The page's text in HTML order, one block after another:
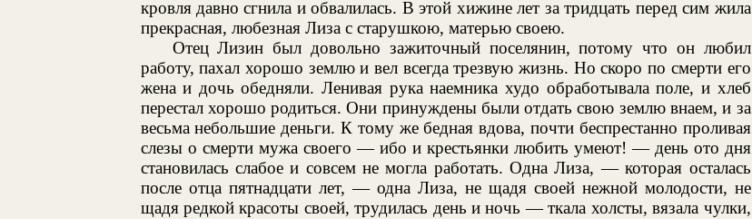
кровля давно сгнила и обвалилась. В этой хижине лет за тридцать перед сим жила
прекрасная, любезная Лиза с старушкою, матерью своею.
Отец Лизин был довольно зажиточный поселянин, потому что он любил
работу, пахал хорошо землю и вел всегда трезвую жизнь. Но скоро по смерти его
жена и дочь обедняли. Ленивая рука наемника худо обработывала поле, и хлеб
перестал хорошо родиться. Они принуждены были отдать свою землю внаем, и за
весьма небольшие деньги. К тому же бедная вдова, почти беспрестанно проливая
слезы о смерти мужа своего — ибо и крестьянки любить умеют! — день ото дня
становилась слабое и совсем не могла работать. Одна Лиза, — которая осталась
после отца пятнадцати лет, — одна Лиза, не щадя своей нежной молодости, не
щадя редкой красоты своей, трудилась день и ночь — ткала холсты, вязала чулки,